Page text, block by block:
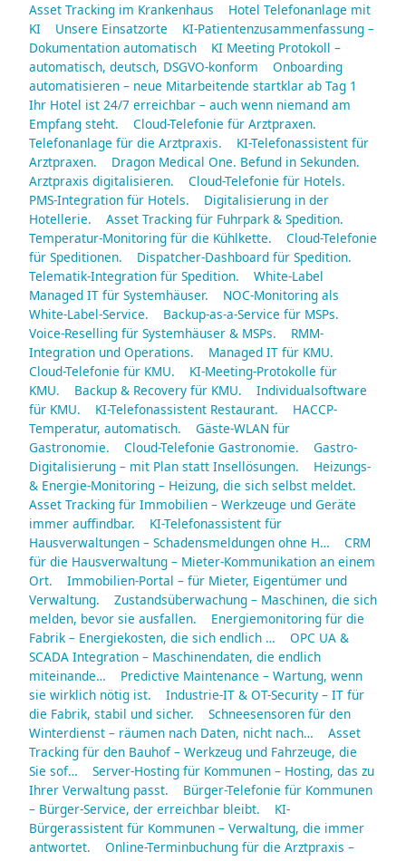
Asset Tracking im Krankenhaus
Hotel Telefonanlage mit
KI
Unsere Einsatzorte
KI-Patientenzusammenfassung –
Dokumentation automatisch
KI Meeting Protokoll –
automatisch, deutsch, DSGVO-konform
Onboarding
automatisieren – neue Mitarbeitende startklar ab Tag 1
Ihr Hotel ist 24/7 erreichbar – auch wenn niemand am
Empfang steht.
Cloud-Telefonie für Arztpraxen.
Telefonanlage für die Arztpraxis.
KI-Telefonassistent für
Arztpraxen.
Dragon Medical One. Befund in Sekunden.
Arztpraxis digitalisieren.
Cloud-Telefonie für Hotels.
PMS-Integration für Hotels.
Digitalisierung in der
Hotellerie.
Asset Tracking für Fuhrpark & Spedition.
Temperatur-Monitoring für die Kühlkette.
Cloud-Telefonie
für Speditionen.
Dispatcher-Dashboard für Spedition.
Telematik-Integration für Spedition.
White-Label
Managed IT für Systemhäuser.
NOC-Monitoring als
White-Label-Service.
Backup-as-a-Service für MSPs.
Voice-Reselling für Systemhäuser & MSPs.
RMM-
Integration und Operations.
Managed IT für KMU.
Cloud-Telefonie für KMU.
KI-Meeting-Protokolle für
KMU.
Backup & Recovery für KMU.
Individualsoftware
für KMU.
KI-Telefonassistent Restaurant.
HACCP-
Temperatur, automatisch.
Gäste-WLAN für
Gastronomie.
Cloud-Telefonie Gastronomie.
Gastro-
Digitalisierung – mit Plan statt Insellösungen.
Heizungs-
& Energie-Monitoring – Heizung, die sich selbst meldet.
Asset Tracking für Immobilien – Werkzeuge und Geräte
immer auffindbar.
KI-Telefonassistent für
Hausverwaltungen – Schadensmeldungen ohne H…
CRM
für die Hausverwaltung – Mieter-Kommunikation an einem
Ort.
Immobilien-Portal – für Mieter, Eigentümer und
Verwaltung.
Zustandsüberwachung – Maschinen, die sich
melden, bevor sie ausfallen.
Energiemonitoring für die
Fabrik – Energiekosten, die sich endlich …
OPC UA &
SCADA Integration – Maschinendaten, die endlich
miteinande…
Predictive Maintenance – Wartung, wenn
sie wirklich nötig ist.
Industrie-IT & OT-Security – IT für
die Fabrik, stabil und sicher.
Schneesensoren für den
Winterdienst – räumen nach Daten, nicht nach…
Asset
Tracking für den Bauhof – Werkzeug und Fahrzeuge, die
Sie sof…
Server-Hosting für Kommunen – Hosting, das zu
Ihrer Verwaltung passt.
Bürger-Telefonie für Kommunen
– Bürger-Service, der erreichbar bleibt.
KI-
Bürgerassistent für Kommunen – Verwaltung, die immer
antwortet.
Online-Terminbuchung für die Arztpraxis –